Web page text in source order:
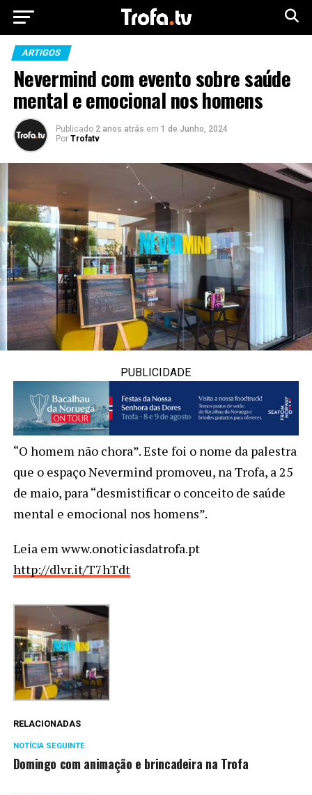
ARTIGOS
Nevermind com evento sobre saúde
mental e emocional nos homens
Publicado 2 anos atrás em 1 de Junho, 2024
Por Trofatv
PUBLICIDADE
“O homem não chora”. Este foi o nome da palestra
que o espaço Nevermind promoveu, na Trofa, a 25
de maio, para “desmistificar o conceito de saúde
mental e emocional nos homens”.
Leia em www.onoticiasdatrofa.pt
http://dlvr.it/T7hTdt
RELACIONADAS
NOTÍCIA SEGUINTE
Domingo com animação e brincadeira na Trofa